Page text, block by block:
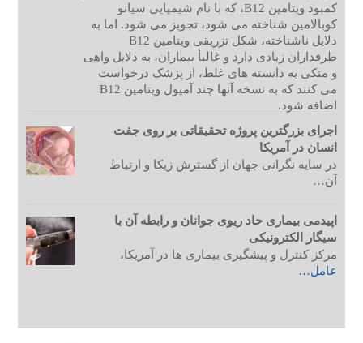
کمبود ویتامین B12، که با نام شیمیایی سیانو
کوبالامین شناخته می شود، تجویز می شود. اما به
دلایل ناشناخته، شکل تزریقی ویتامین B12
طرفداران زیادی دارد و غالبأ بیماران، به دلایل واهی
و متکی به دانسته های غلط، از پزشک درخواست
می کنند که به نسخه آنها چند آمپول ویتامین B12
اضافه شود.
اجرای بزرگترین پروژه تحقیقاتی بر روی جفت
انسان در آمریکا
در سایه نگرانی جهان از گسترش زیکا و ارتباط
آن…
اپیدمی بیماری حاد ریوی جوانان و رابطه آن با
سیگار الکترونیکی
مرکز کنترل و پیشگیری بیماری ها در آمریکا،
عامل…